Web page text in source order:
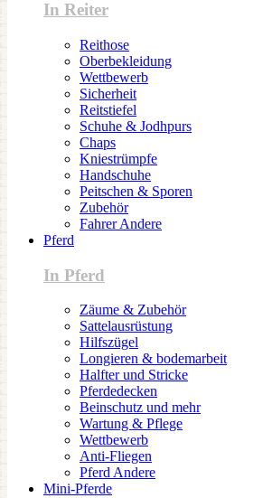
In Reiter
Reithose
Oberbekleidung
Wettbewerb
Sicherheit
Reitstiefel
Schuhe & Jodhpurs
Chaps
Kniestrümpfe
Handschuhe
Peitschen & Sporen
Zubehör
Fahrer Andere
Pferd
In Pferd
Zäume & Zubehör
Sattelausrüstung
Hilfszügel
Longieren & bodemarbeit
Halfter und Stricke
Pferdedecken
Beinschutz und mehr
Wartung & Pflege
Wettbewerb
Anti-Fliegen
Pferd Andere
Mini-Pferde